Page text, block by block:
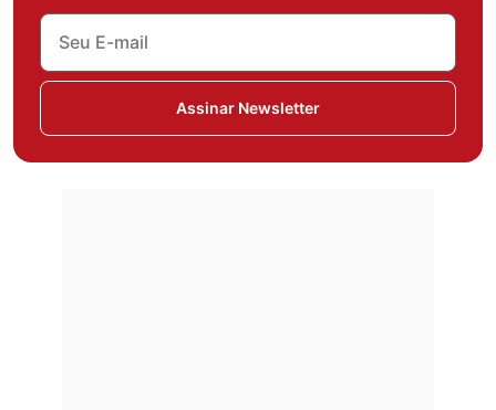
Assinar Newsletter